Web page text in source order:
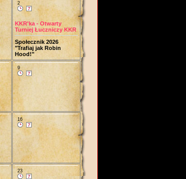
2
KKR'ka - Otwarty
Turniej Łuczniczy KKR
Społecznik 2026
"Trafiaj jak Robin
Hood!"
9
16
23